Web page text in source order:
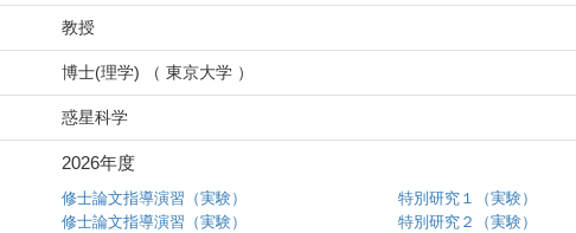
教授
博士(理学) （ 東京大学 ）
惑星科学
2026年度
修士論文指導演習（実験）
修士論文指導演習（実験）
特別研究１（実験）
特別研究２（実験）